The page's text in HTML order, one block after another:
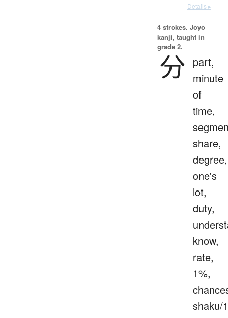
Details ▸
4 strokes. Jōyō
kanji, taught in
grade 2.
分 part,
minute
of
time,
share,
degree,
one's
lot,
duty,
know,
rate,
1%,
shaku/